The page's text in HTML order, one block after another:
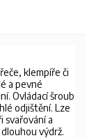
klempíře či
a pevné
Ovládací šroub
odjištění. Lze
svařování a
výdrž.